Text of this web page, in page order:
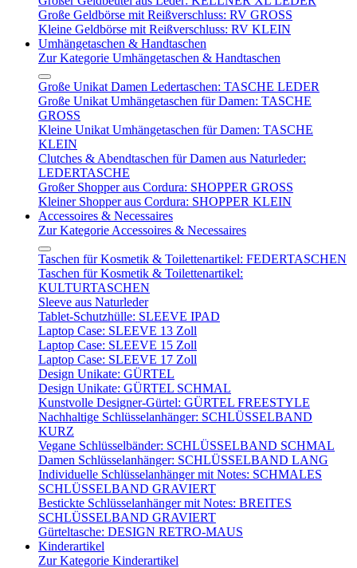
Große Geldbörse mit Reißverschluss: RV GROSS
Kleine Geldbörse mit Reißverschluss: RV KLEIN
Umhängetaschen & Handtaschen
Zur Kategorie Umhängetaschen & Handtaschen
Große Unikat Damen Ledertaschen: TASCHE LEDER
Große Unikat Umhängetaschen für Damen: TASCHE
GROSS
Kleine Unikat Umhängetaschen für Damen: TASCHE
KLEIN
Clutches & Abendtaschen für Damen aus Naturleder:
LEDERTASCHE
Großer Shopper aus Cordura: SHOPPER GROSS
Kleiner Shopper aus Cordura: SHOPPER KLEIN
Accessoires & Necessaires
Zur Kategorie Accessoires & Necessaires
Taschen für Kosmetik & Toilettenartikel: FEDERTASCHEN
Taschen für Kosmetik & Toilettenartikel:
KULTURTASCHEN
Sleeve aus Naturleder
Tablet-Schutzhülle: SLEEVE IPAD
Laptop Case: SLEEVE 13 Zoll
Laptop Case: SLEEVE 15 Zoll
Laptop Case: SLEEVE 17 Zoll
Design Unikate: GÜRTEL
Design Unikate: GÜRTEL SCHMAL
Kunstvolle Designer-Gürtel: GÜRTEL FREESTYLE
Nachhaltige Schlüsselanhänger: SCHLÜSSELBAND
KURZ
Vegane Schlüsselbänder: SCHLÜSSELBAND SCHMAL
Damen Schlüsselanhänger: SCHLÜSSELBAND LANG
Individuelle Schlüsselanhänger mit Notes: SCHMALES
SCHLÜSSELBAND GRAVIERT
Bestickte Schlüsselanhänger mit Notes: BREITES
SCHLÜSSELBAND GRAVIERT
Gürteltasche: DESIGN RETRO-MAUS
Kinderartikel
Zur Kategorie Kinderartikel